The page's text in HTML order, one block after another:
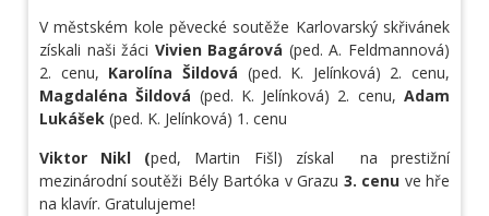
V městském kole pěvecké soutěže Karlovarský skřivánek
získali naši žáci Vivien Bagárová (ped. A. Feldmannová)
2. cenu, Karolína Šildová (ped. K. Jelínková) 2. cenu,
Magdaléna Šildová (ped. K. Jelínková) 2. cenu,Adam
Lukášek (ped. K. Jelínková) 1. cenu
Viktor Nikl (ped, Martin Fišl) získal na prestižní
mezinárodní soutěži Bély Bartóka v Grazu 3. cenu ve hře
na klavír. Gratulujeme!